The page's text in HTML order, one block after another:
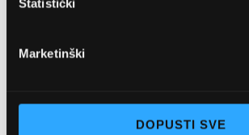
Statistički
Marketinški
DOPUSTI SVE